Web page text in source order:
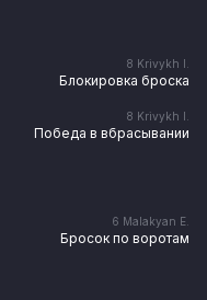
8 Krivykh I.
Блокировка броска
8 Krivykh I.
Победа в вбрасывании
6 Malakyan E.
Бросок по воротам